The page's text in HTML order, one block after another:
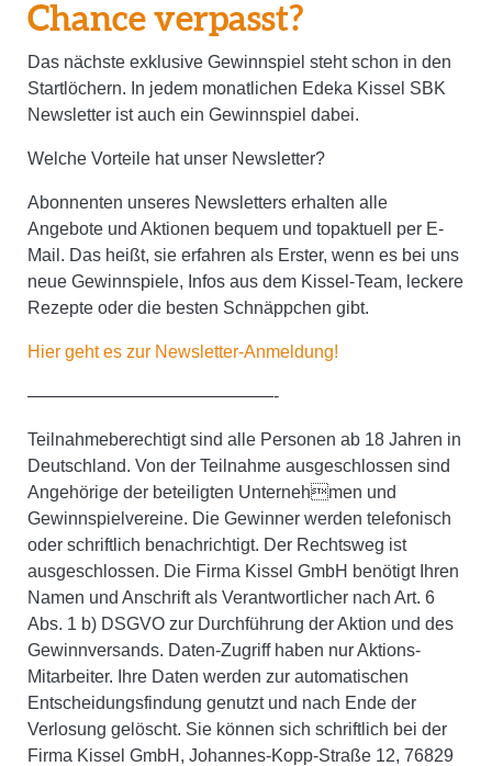
Chance verpasst?
Das nächste exklusive Gewinnspiel steht schon in den
Startlöchern. In jedem monatlichen Edeka Kissel SBK
Newsletter ist auch ein Gewinnspiel dabei.
Welche Vorteile hat unser Newsletter?
Abonnenten unseres Newsletters erhalten alle
Angebote und Aktionen bequem und topaktuell per E-
Mail. Das heißt, sie erfahren als Erster, wenn es bei uns
neue Gewinnspiele, Infos aus dem Kissel-Team, leckere
Rezepte oder die besten Schnäppchen gibt.
Hier geht es zur Newsletter-Anmeldung!
——————————————-
Teilnahmeberechtigt sind alle Personen ab 18 Jahren in
Deutschland. Von der Teilnahme ausgeschlossen sind
Angehörige der beteiligten Unternehmen und
Gewinnspielvereine. Die Gewinner werden telefonisch
oder schriftlich benachrichtigt. Der Rechtsweg ist
ausgeschlossen. Die Firma Kissel GmbH benötigt Ihren
Namen und Anschrift als Verantwortlicher nach Art. 6
Abs. 1 b) DSGVO zur Durchführung der Aktion und des
Gewinnversands. Daten-Zugriff haben nur Aktions-
Mitarbeiter. Ihre Daten werden zur automatischen
Entscheidungsfindung genutzt und nach Ende der
Verlosung gelöscht. Sie können sich schriftlich bei der
Firma Kissel GmbH, Johannes-Kopp-Straße 12, 76829